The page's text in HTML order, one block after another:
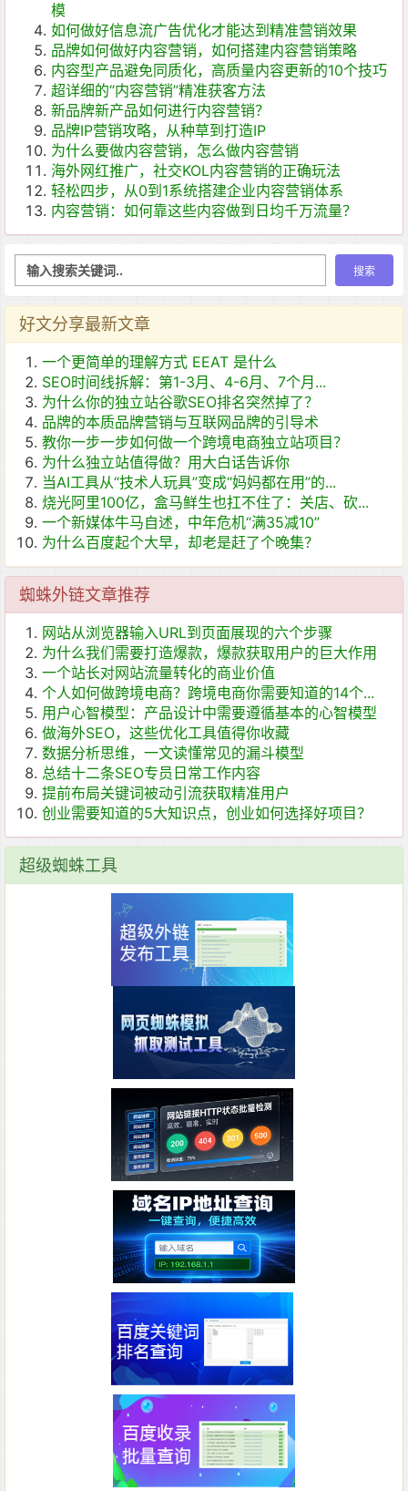
模
如何做好信息流广告优化才能达到精准营销效果
品牌如何做好内容营销，如何搭建内容营销策略
内容型产品避免同质化，高质量内容更新的10个技巧
超详细的“内容营销”精准获客方法
新品牌新产品如何进行内容营销？
品牌IP营销攻略，从种草到打造IP
为什么要做内容营销，怎么做内容营销
海外网红推广，社交KOL内容营销的正确玩法
轻松四步，从0到1系统搭建企业内容营销体系
内容营销：如何靠这些内容做到日均千万流量？
好文分享最新文章
一个更简单的理解方式 EEAT 是什么
SEO时间线拆解：第1-3月、4-6月、7个月...
为什么你的独立站谷歌SEO排名突然掉了？
品牌的本质品牌营销与互联网品牌的引导术
教你一步一步如何做一个跨境电商独立站项目？
为什么独立站值得做？用大白话告诉你
当AI工具从“技术人玩具”变成“妈妈都在用”的...
烧光阿里100亿，盒马鲜生也扛不住了：关店、砍...
一个新媒体牛马自述，中年危机“满35减10”
为什么百度起个大早，却老是赶了个晚集？
蜘蛛外链文章推荐
网站从浏览器输入URL到页面展现的六个步骤
为什么我们需要打造爆款，爆款获取用户的巨大作用
一个站长对网站流量转化的商业价值
个人如何做跨境电商？跨境电商你需要知道的14个...
用户心智模型：产品设计中需要遵循基本的心智模型
做海外SEO，这些优化工具值得你收藏
数据分析思维，一文读懂常见的漏斗模型
总结十二条SEO专员日常工作内容
提前布局关键词被动引流获取精准用户
创业需要知道的5大知识点，创业如何选择好项目？
超级蜘蛛工具